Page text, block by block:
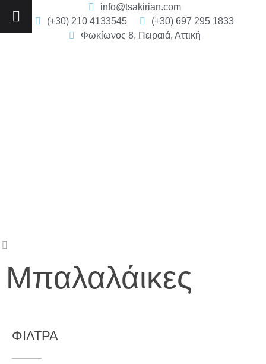
info@tsakirian.com
(+30) 210 4133545
(+30) 697 295 1833
Φωκίωνος 8, Πειραιά, Αττική
Μπαλαλάικες
ΦΙΛΤΡΑ